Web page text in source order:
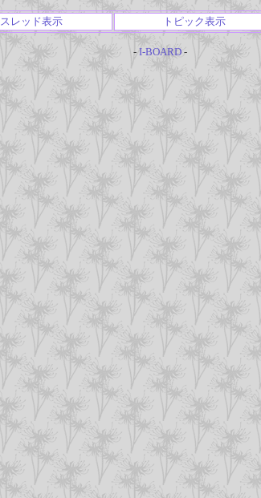
スレッド表示 トピック表示
- I-BOARD-